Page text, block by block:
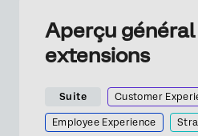
Aperçu
extensions
Suite Customer
Employee Experience